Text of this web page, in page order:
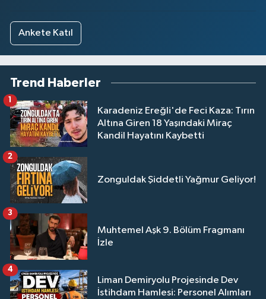
Ankete Katıl
Trend Haberler
Karadeniz Ereğli'de Feci Kaza: Tırın
Altına Giren 18 Yaşındaki Miraç
Kandil Hayatını Kaybetti
1
Zonguldak Şiddetli Yağmur Geliyor!
2
Muhtemel Aşk 9. Bölüm Fragmanı
İzle
3
Liman Demiryolu Projesinde Dev
İstihdam Hamlesi: Personel Alımları
4